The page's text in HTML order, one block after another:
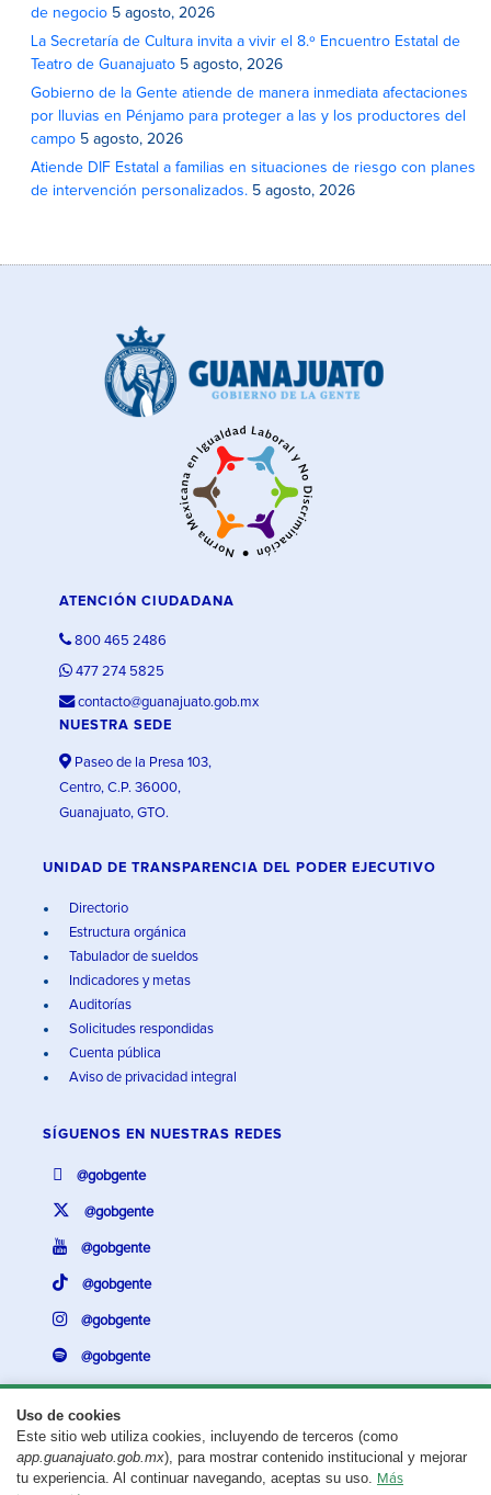
de negocio 5 agosto, 2026
La Secretaría de Cultura invita a vivir el 8.º Encuentro Estatal de
Teatro de Guanajuato 5 agosto, 2026
Gobierno de la Gente atiende de manera inmediata afectaciones
por lluvias en Pénjamo para proteger a las y los productores del
campo 5 agosto, 2026
Atiende DIF Estatal a familias en situaciones de riesgo con planes
de intervención personalizados. 5 agosto, 2026
Uso de cookies
Este sitio web utiliza cookies, incluyendo de terceros (como
app.guanajuato.gob.mx), para mostrar contenido institucional y mejorar
tu experiencia. Al continuar navegando, aceptas su uso. Más
ATENCIÓN CIUDADANA
800 465 2486
477 274 5825
contacto@guanajuato.gob.mx
NUESTRA SEDE
Paseo de la Presa 103,
Centro, C.P. 36000,
Guanajuato, GTO.
UNIDAD DE TRANSPARENCIA DEL PODER EJECUTIVO
Directorio
Estructura orgánica
Tabulador de sueldos
Indicadores y metas
Auditorías
Solicitudes respondidas
Cuenta pública
Aviso de privacidad integral
SÍGUENOS EN NUESTRAS REDES
@gobgente
@gobgente
@gobgente
@gobgente
@gobgente
@gobgente
¿Existe algún problema con esta página?Repórtalo aquí.